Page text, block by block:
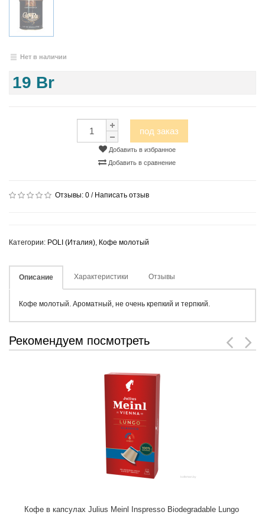
Нет в наличии
19 Br
под заказ
Добавить в избранное
Добавить в сравнение
Отзывы: 0 / Написать отзыв
Категории: POLI (Италия), Кофе молотый
Описание Характеристики Отзывы
Кофе молотый. Ароматный, не очень крепкий и терпкий.
Рекомендуем посмотреть
Кофе в капсулах Julius Meinl Inspresso Biodegradable Lungo